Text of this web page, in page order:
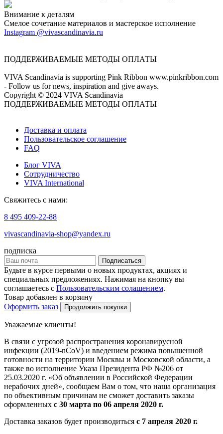
Внимание к деталям
Смелое сочетание материалов и мастерское исполнение
Instagram @vivascandinavia.ru
ПОДДЕРЖИВАЕМЫЕ МЕТОДЫ ОПЛАТЫ
VIVA Scandinavia is supporting Pink Ribbon www.pinkribbon.com
- Follow us for news, inspiration and give aways.
Copyright © 2024 VIVA Scandinavia
ПОДДЕРЖИВАЕМЫЕ МЕТОДЫ ОПЛАТЫ
Доставка и оплата
Пользовательское соглашение
FAQ
Блог VIVA
Сотрудничество
VIVA International
Свяжитесь с нами:
8 495 409-22-88
vivascandinavia-shop@yandex.ru
подписка
Подписаться
Будьте в курсе первыми о новых продуктах, акциях и
специальных предложениях. Нажимая на кнопку вы
соглашаетесь с Пользовательским солашением.
Товар добавлен в корзину
Оформить заказ
Продолжить покупки
Уважаемые клиенты!
В связи с угрозой распространения коронавирусной
инфекции (2019-nCoV) и введением режима повышенной
готовности на территории Москвы и Московской области, а
также во исполнение Указа Президента РФ №206 от
25.03.2020 г. «Об объявлении в Российской Федерации
нерабочих дней», сообщаем Вам о том, что наша организация
по объективным причинам не сможет доставить заказы
оформленных с 30 марта по 06 апреля 2020 г.
Доставка заказов будет производиться с 7 апреля 2020 г.